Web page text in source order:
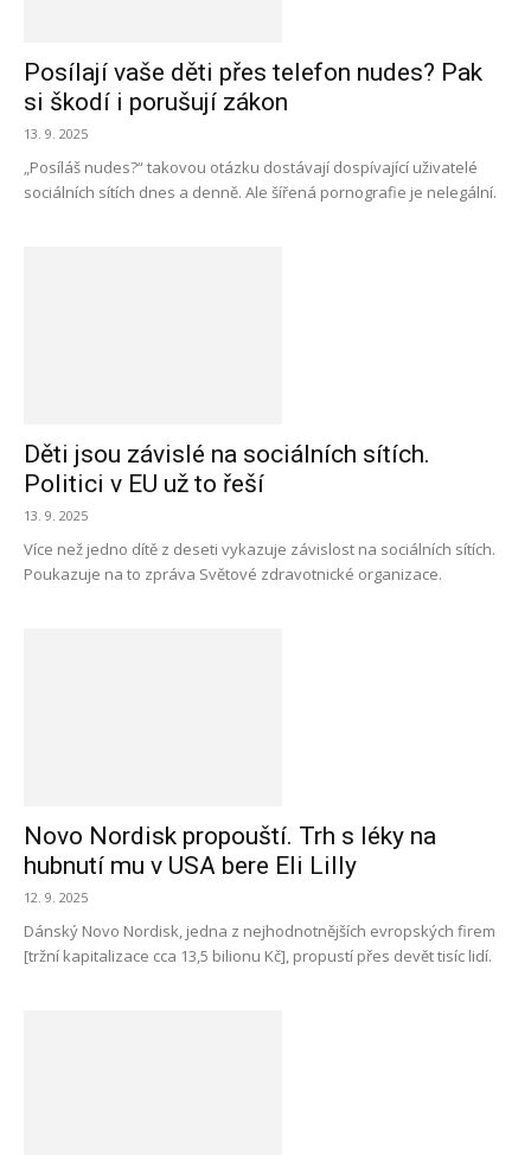
Posílají vaše děti přes telefon nudes? Pak
si škodí i porušují zákon
13. 9. 2025
„Posíláš nudes?“ takovou otázku dostávají dospívající uživatelé
sociálních sítích dnes a denně. Ale šířená pornografie je nelegální.
Děti jsou závislé na sociálních sítích.
Politici v EU už to řeší
13. 9. 2025
Více než jedno dítě z deseti vykazuje závislost na sociálních sítích.
Poukazuje na to zpráva Světové zdravotnické organizace.
Novo Nordisk propouští. Trh s léky na
hubnutí mu v USA bere Eli Lilly
12. 9. 2025
Dánský Novo Nordisk, jedna z nejhodnotnějších evropských firem
[tržní kapitalizace cca 13,5 bilionu Kč], propustí přes devět tisíc lidí.